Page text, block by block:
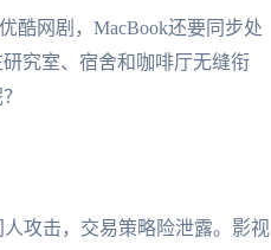
酷网剧，MacBook还要同步处
究室、宿舍和咖啡厅无缝衔
攻击，交易策略险泄露。影视